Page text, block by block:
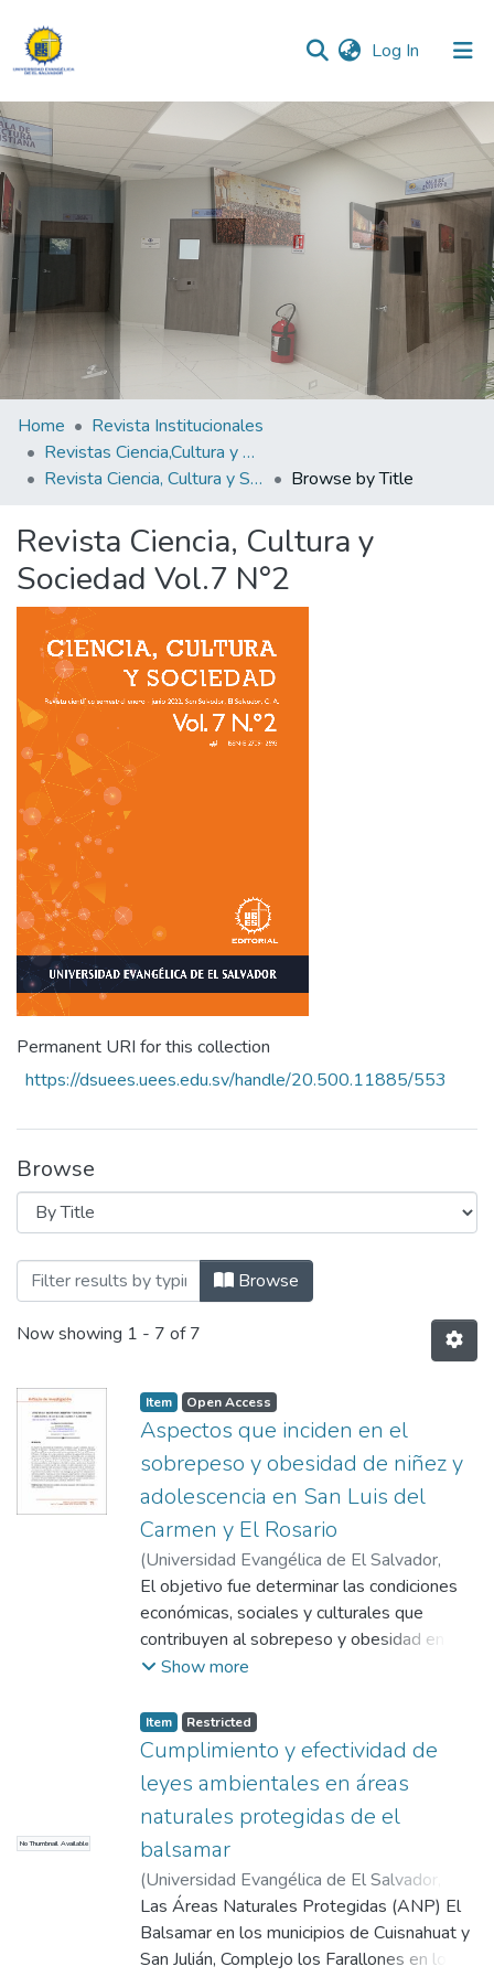
Log In (current)
Communities & Collections
All of DSpace
Home
Revista Institucionales
Revistas Ciencia,Cultura y Sociedad
Revista Ciencia, Cultura y Sociedad Vol.7 N°2
Browse by Title
Revista Ciencia, Cultura y
Sociedad Vol.7 N°2
Permanent URI for this collection
https://dsuees.uees.edu.sv/handle/20.500.11885/553
Browse
Browsing Revista Ciencia, Cultura y
Browse
Now showing 1 - 7 of 7
Item Open Access
Aspectos que inciden en el
sobrepeso y obesidad de niñez y
adolescencia en San Luis del
Carmen y El Rosario
(Universidad Evangélica de El Salvador,
2022-01) Castañeda Molina, Flor Argentina
El objetivo fue determinar las condiciones
económicas, sociales y culturales que
contribuyen al sobrepeso y obesidad en la
niñez y adolescencia y el grado de
de políticas públicas en atención a salud en
los municipios de San Luis del Carmen y
El Rosario. El enfoque fue de tipo
cualitativo, establecer la magnitud del
problema y su
impacto en el sobrepeso y obesidad,
enfermedades no transmisibles, pero sin
considerar las causas que provocan y
explican esta situación. Se administro una
encuesta para el estudio de casos y de
Show more
No Thumbnail Available
Item Restricted
Cumplimiento y efectividad de
leyes ambientales en áreas
naturales protegidas de el
balsamar
(Universidad Evangélica de El Salvador,
2022-05) Mendoza Abarca, Israel Ernesto
Linares Flores, José Rodrigo
Las Áreas Naturales Protegidas (ANP) El
Balsamar en los municipios de Cuisnahuat y
San Julián, Complejo los Farallones en los